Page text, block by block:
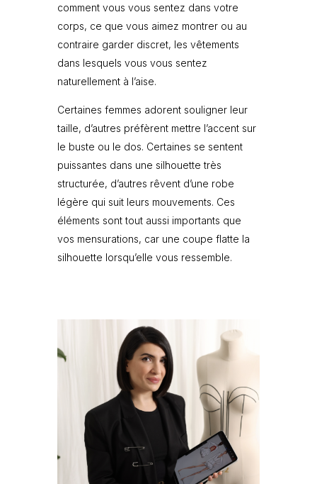
comment vous vous sentez dans votre
corps, ce que vous aimez montrer ou au
contraire garder discret, les vêtements
dans lesquels vous vous sentez
naturellement à l’aise.
Certaines femmes adorent souligner leur
taille, d’autres préfèrent mettre l’accent sur
le buste ou le dos. Certaines se sentent
puissantes dans une silhouette très
structurée, d’autres rêvent d’une robe
légère qui suit leurs mouvements. Ces
éléments sont tout aussi importants que
vos mensurations, car une coupe flatte la
silhouette lorsqu’elle vous ressemble.